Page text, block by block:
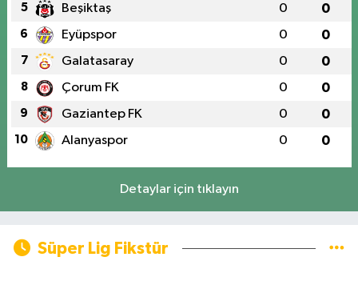
5 Beşiktaş 0 0
6 Eyüpspor 0 0
7 Galatasaray 0 0
8 Çorum FK 0 0
9 Gaziantep FK 0 0
10 Alanyaspor 0 0
Detaylar için tıklayın
Süper Lig Fikstür